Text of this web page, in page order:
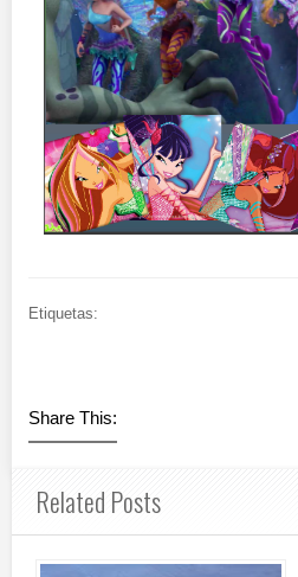
Etiquetas:
Share This:
Related Posts